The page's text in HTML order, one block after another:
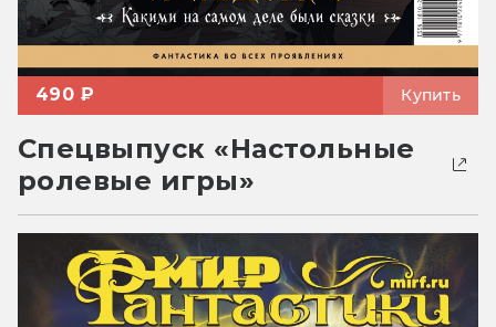
490 ₽ Купить
Спецвыпуск «Настольные
ролевые игры»